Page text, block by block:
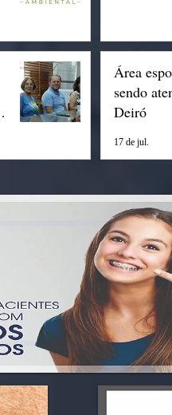
Área
sendo
Deiró
17 de jul.